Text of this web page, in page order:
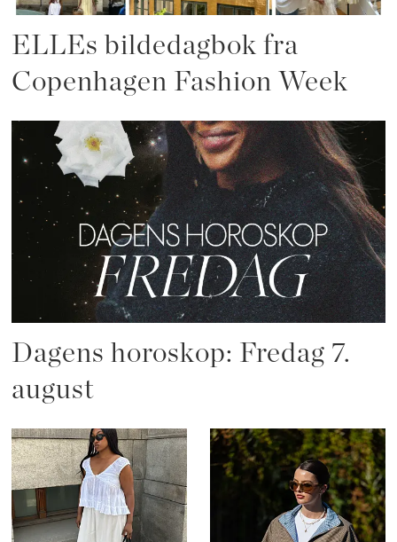
ELLEs bildedagbok fra
Copenhagen Fashion Week
Dagens horoskop: Fredag 7.
august